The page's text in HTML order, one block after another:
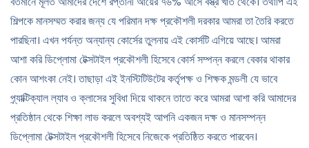
শিল্পকে মানসম্মত করার জন্য যে পরিমান দক্ষ প্রকৌশলী দরকার আমরা তা তৈরি করতে
পারছিনা। এখন পর্যন্ত অন্যান্য কোর্সের তুলনায় এই কোর্সটি এগিয়ে আছে। আমরা
আশা করি ডিপ্লোমা টেক্সটাইল প্রকৌশলী হিসেবে কোর্স সম্পন্ন করলে বেকার থাকার
কোন আশংকা নেই। তাছাড়া এই ইনস্টিটিউটের কর্তৃপক্ষ ও শিক্ষক মন্ডলী যে ভাবে
প্র্যাক্টিক্যাল ল্যাব ও ক্লাসের সুবিধা দিয়ে থাকনে তাতে করে আমরা আশা করি আমাদের
প্রতিষ্ঠান থেকে শিক্ষা লাভ করলে অবশ্যই আপনি একজন দক্ষ ও মানসম্পন্ন
ডিপ্লোমা টেক্সটাইল প্রকৌশলী হিসেবে নিজেকে প্রতিষ্ঠিত করতে পারবেন।